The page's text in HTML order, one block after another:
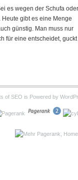
es wegen der Schufa oder
gibt es eine Menge
günstig. Man muss nur
für eine entscheidet, guckt
of SEO is Powered by